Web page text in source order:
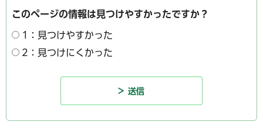
このページの情報は見つけやすかったですか？
1：見つけやすかった
2：見つけにくかった